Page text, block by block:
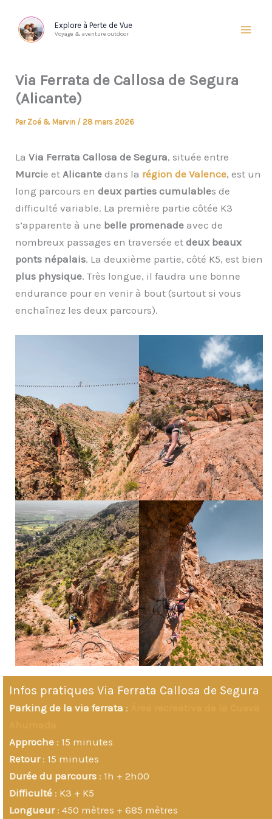
contenu
Explore à Perte de Vue
Voyage & aventure outdoor
Via Ferrata de Callosa de Segura
(Alicante)
Par Zoé & Marvin / 28 mars 2026
La Via Ferrata Callosa de Segura, située entre
Murcie et Alicante dans la région de Valence, est un
long parcours en deux parties cumulables de
difficulté variable. La première partie côtée K3
s’apparente à une belle promenade avec de
nombreux passages en traversée et deux beaux
ponts népalais. La deuxième partie, côté K5, est bien
plus physique. Très longue, il faudra une bonne
endurance pour en venir à bout (surtout si vous
enchaînez les deux parcours).
Infos pratiques Via Ferrata Callosa de Segura
Parking de la via ferrata :
Approche : 15 minutes
Retour: 15 minutes
Durée du parcours : 1h + 2h00
Difficulté : K3 + K5
Longueur: 450 mètres + 685 mètres